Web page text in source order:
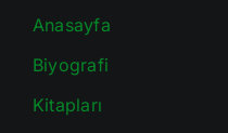
Anasayfa
Biyografi
Kitapları